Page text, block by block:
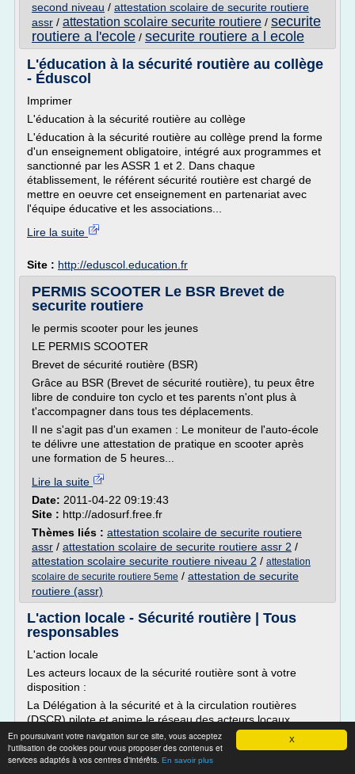
X
En poursuivant votre navigation sur ce site, vous acceptez
l'utilisation de cookies pour vous proposer des contenus et
services adaptés à vos centres d'intérêts. En savoir plus
second niveau / attestation scolaire de securite routiere
assr / attestation scolaire securite routiere / securite
routiere a l'ecole / securite routiere a l ecole
L'éducation à la sécurité routière au collège
- Éduscol
Imprimer
L'éducation à la sécurité routière au collège
L'éducation à la sécurité routière au collège prend la forme
d'un enseignement obligatoire, intégré aux programmes et
sanctionné par les ASSR 1 et 2. Dans chaque
établissement, le référent sécurité routière est chargé de
mettre en oeuvre cet enseignement en partenariat avec
l'équipe éducative et les associations...
Lire la suite
Site : http://eduscol.education.fr
PERMIS SCOOTER Le BSR Brevet de
securite routiere
le permis scooter pour les jeunes
LE PERMIS SCOOTER
Brevet de sécurité routière (BSR)
Grâce au BSR (Brevet de sécurité routière), tu peux être
libre de conduire ton cyclo et tes parents n'ont plus à
t'accompagner dans tous tes déplacements.
Il ne s'agit pas d'un examen : Le moniteur de l'auto-école
te délivre une attestation de pratique en scooter après
une formation de 5 heures...
Lire la suite
Date: 2011-04-22 09:19:43
Site : http://adosurf.free.fr
Thèmes liés : attestation scolaire de securite routiere
assr / attestation scolaire de securite routiere assr 2 /
attestation scolaire securite routiere niveau 2 / attestation
scolaire de securite routiere 5eme / attestation de securite
routiere (assr)
L'action locale - Sécurité routière | Tous
responsables
L'action locale
Les acteurs locaux de la sécurité routière sont à votre
disposition :
La Délégation à la sécurité et à la circulation routières
(DSCR) pilote et anime le réseau des acteurs locaux
agissant dans chacun des départements en métropole et
outre-mer.
Ces acteurs locaux sont les suivants :